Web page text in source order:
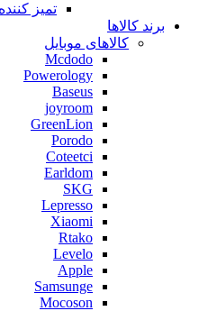
تمیز کننده
برند کالاها
کالاهای موبایل
Mcdodo
Powerology
Baseus
joyroom
GreenLion
Porodo
Coteetci
Earldom
SKG
Lepresso
Xiaomi
Rtako
Levelo
Apple
Samsunge
Mocoson